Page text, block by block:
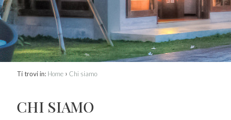
Ti trovi in: Home › Chi siamo
CHI SIAMO